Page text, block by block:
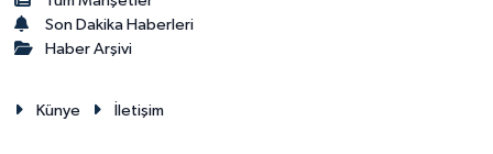
Son Dakika Haberleri
Haber Arşivi
Künye İletişim